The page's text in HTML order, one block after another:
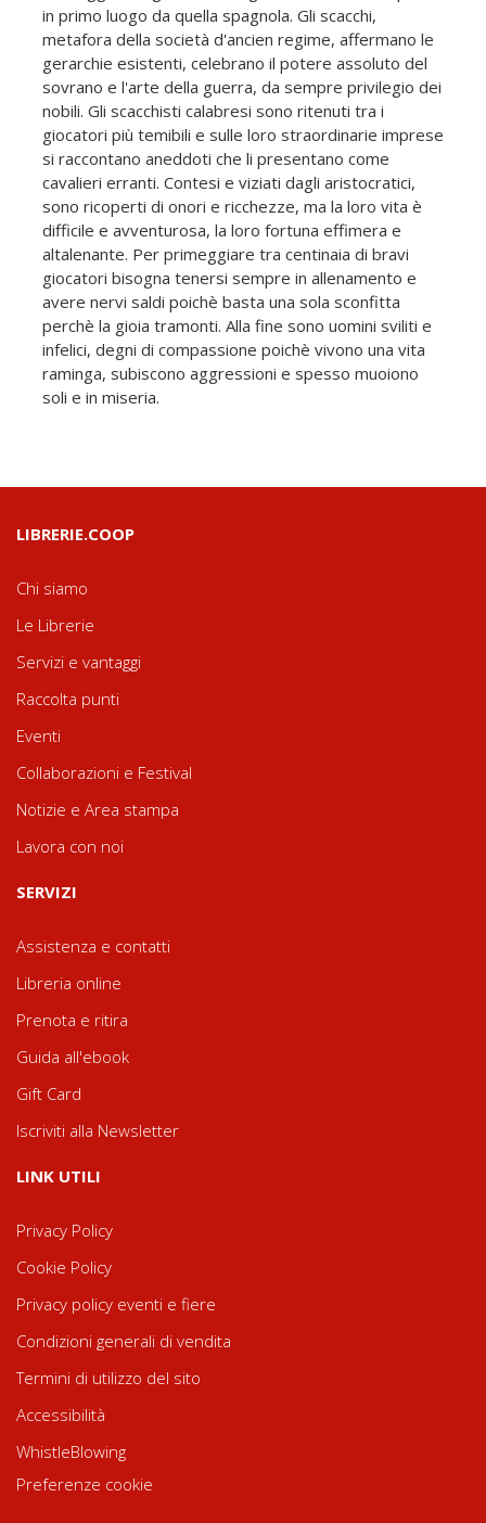
in primo luogo da quella spagnola. Gli scacchi,
metafora della società d'ancien regime, affermano le
gerarchie esistenti, celebrano il potere assoluto del
sovrano e l'arte della guerra, da sempre privilegio dei
nobili. Gli scacchisti calabresi sono ritenuti tra i
giocatori più temibili e sulle loro straordinarie imprese
si raccontano aneddoti che li presentano come
cavalieri erranti. Contesi e viziati dagli aristocratici,
sono ricoperti di onori e ricchezze, ma la loro vita è
difficile e avventurosa, la loro fortuna effimera e
altalenante. Per primeggiare tra centinaia di bravi
giocatori bisogna tenersi sempre in allenamento e
avere nervi saldi poichè basta una sola sconfitta
perchè la gioia tramonti. Alla fine sono uomini sviliti e
infelici, degni di compassione poichè vivono una vita
raminga, subiscono aggressioni e spesso muoiono
soli e in miseria.
LIBRERIE.COOP
Chi siamo
Le Librerie
Servizi e vantaggi
Raccolta punti
Eventi
Collaborazioni e Festival
Notizie e Area stampa
Lavora con noi
SERVIZI
Assistenza e contatti
Libreria online
Prenota e ritira
Guida all'ebook
Gift Card
Iscriviti alla Newsletter
LINK UTILI
Privacy Policy
Cookie Policy
Privacy policy eventi e fiere
Condizioni generali di vendita
Termini di utilizzo del sito
Accessibilità
WhistleBlowing
Preferenze cookie